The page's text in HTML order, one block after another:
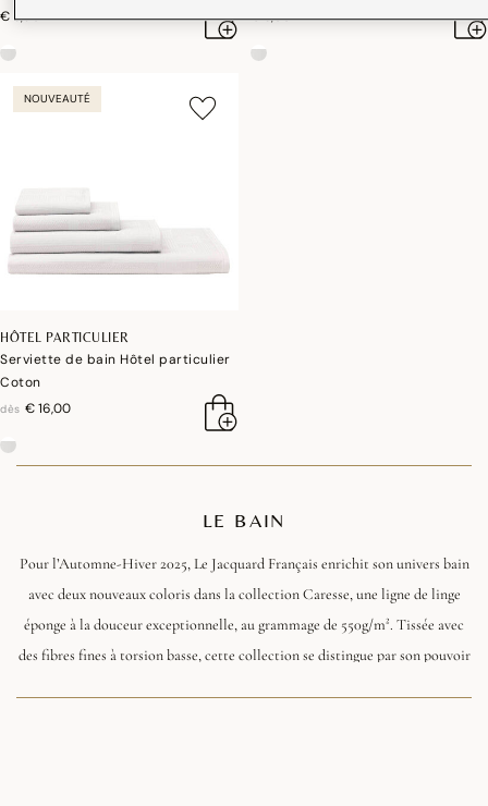
€ 8,90
€ 8,00
NOUVEAUTÉ
HÔTEL PARTICULIER
Serviette de bain Hôtel particulier
Coton
dès € 16,00
LE BAIN
Pour l’Automne-Hiver 2025, Le Jacquard Français enrichit son univers bain
avec deux nouveaux coloris dans la collection Caresse, une ligne de linge
éponge à la douceur exceptionnelle, au grammage de 550g/m². Tissée avec
des fibres fines à torsion basse, cette collection se distingue par son pouvoir